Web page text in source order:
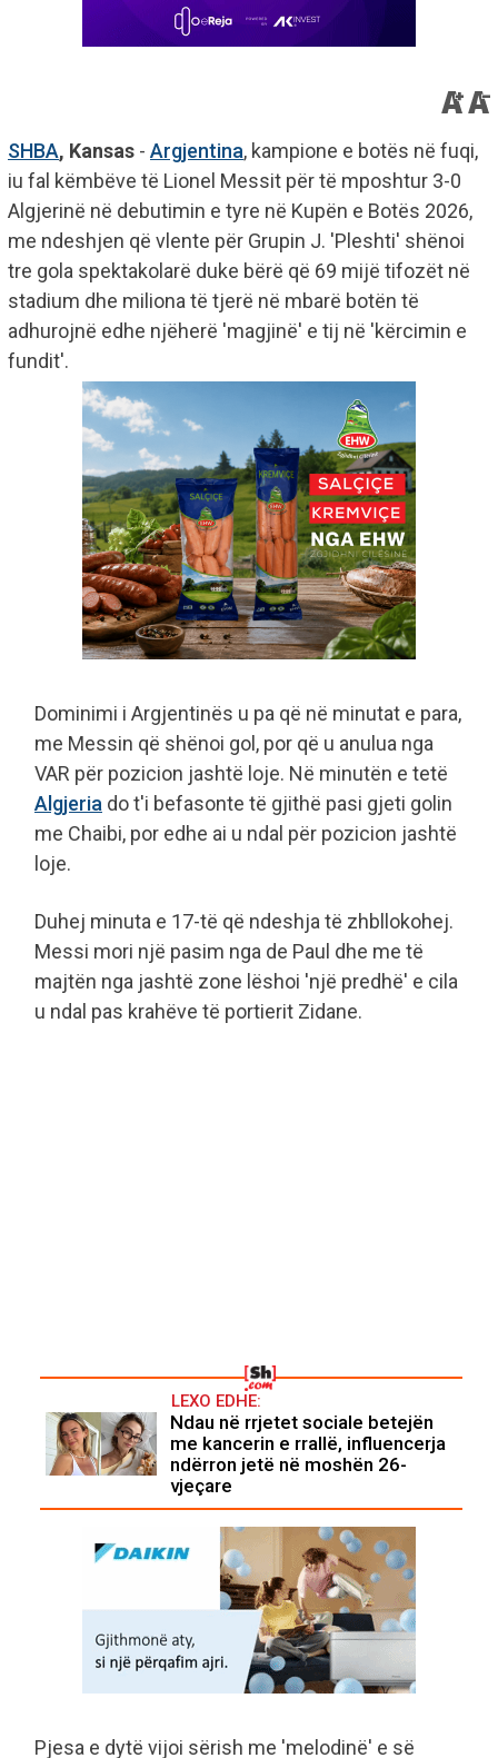
SHBA, Kansas - Argjentina, kampione e botës në fuqi,
iu fal këmbëve të Lionel Messit për të mposhtur 3-0
Algjerinë në debutimin e tyre në Kupën e Botës 2026,
me ndeshjen që vlente për Grupin J. 'Pleshti' shënoi
tre gola spektakolarë duke bërë që 69 mijë tifozët në
stadium dhe miliona të tjerë në mbarë botën të
adhurojnë edhe njëherë 'magjinë' e tij në 'kërcimin e
fundit'.
Dominimi i Argjentinës u pa që në minutat e para,
me Messin që shënoi gol, por që u anulua nga
VAR për pozicion jashtë loje. Në minutën e tetë
Algjeria do t'i befasonte të gjithë pasi gjeti golin
me Chaibi, por edhe ai u ndal për pozicion jashtë
loje.
Duhej minuta e 17-të që ndeshja të zhbllokohej.
Messi mori një pasim nga de Paul dhe me të
majtën nga jashtë zone lëshoi 'një predhë' e cila
u ndal pas krahëve të portierit Zidane.
LEXO EDHE:
Ndau në rrjetet sociale betejën
me kancerin e rrallë, influencerja
ndërron jetë në moshën 26-
vjeçare
Pjesa e dytë vijoi sërish me 'melodinë' e së